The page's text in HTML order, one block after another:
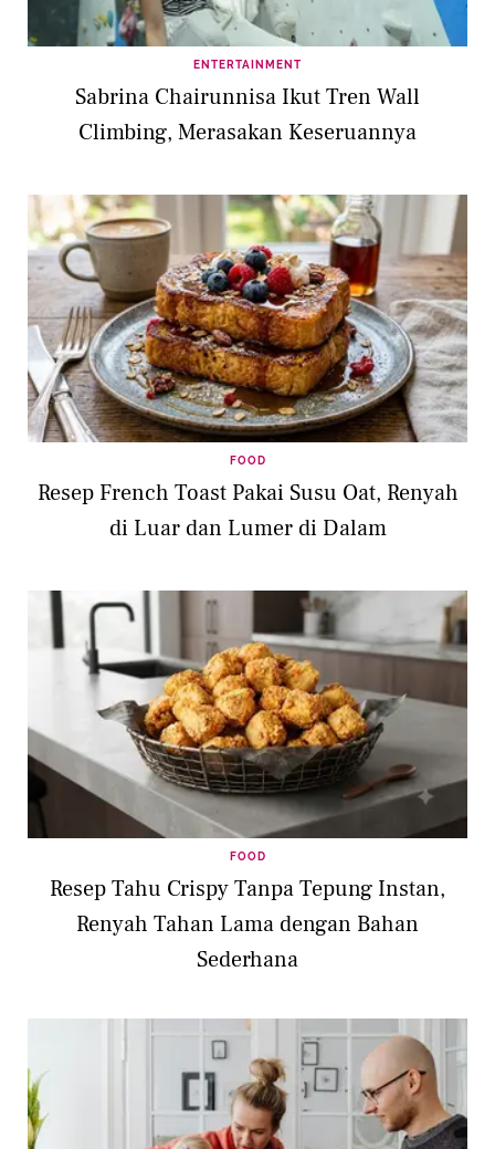
ENTERTAINMENT
Sabrina Chairunnisa Ikut Tren Wall
Climbing, Merasakan Keseruannya
FOOD
Resep French Toast Pakai Susu Oat, Renyah
di Luar dan Lumer di Dalam
FOOD
Resep Tahu Crispy Tanpa Tepung Instan,
Renyah Tahan Lama dengan Bahan
Sederhana